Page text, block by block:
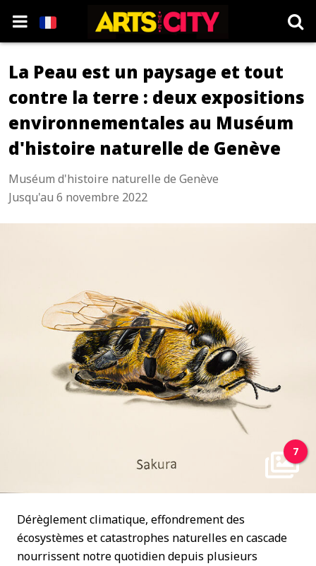
La Peau est un paysage et tout
contre la terre : deux expositions
environnementales au Muséum
d'histoire naturelle de Genève
Muséum d'histoire naturelle de Genève
Jusqu'au 6 novembre 2022
7
Dérèglement climatique, effondrement des
écosystèmes et catastrophes naturelles en cascade
nourrissent notre quotidien depuis plusieurs